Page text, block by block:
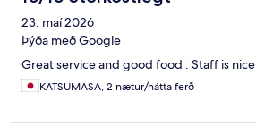
23. maí 2026
Þýða með Google
Great service and good food . Staff is
KATSUMASA, 2 nætur/nátta ferð